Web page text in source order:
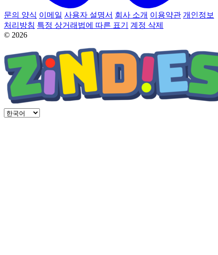
문의 양식 이메일 사용자 설명서 회사 소개 이용약관 개인정보
처리방침 특정 상거래법에 따른 표기
계정 삭제
© 2026